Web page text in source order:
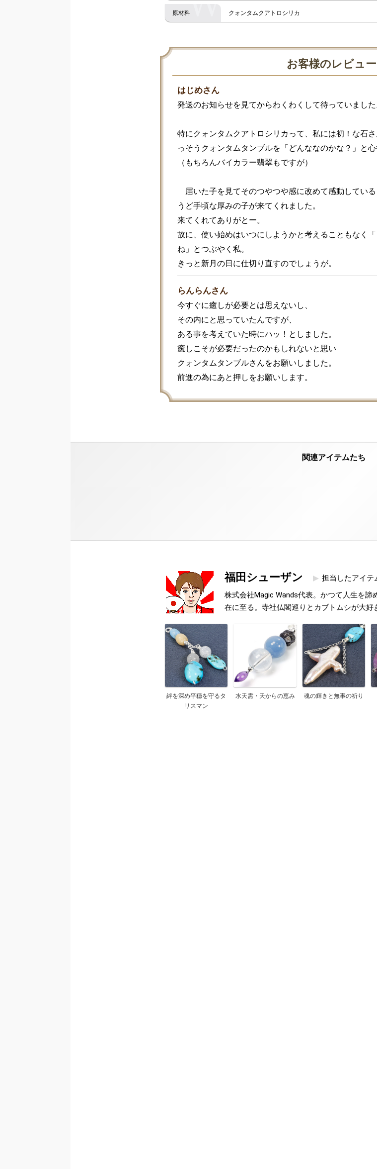
クォンタムクアトロシリカ
お客様のレビュー
はじめさん
発送のお知らせを見てからわくわくして待っていました
特にクォンタムクアトロシリカって、私には初！な石
っそうクォンタムタンブルを「どんななのかな？」と心
（もちろんバイカラー翡翠もですが）
届いた子を見てそのつやつや感に改めて感動してい
うど手頃な厚みの子が来てくれました。
来てくれてありがとー。
故に、使い始めはいつにしようかと考えることもなく
ね」とつぶやく私。
きっと新月の日に仕切り直すのでしょうが。
らんらんさん
今すぐに癒しが必要とは思えないし、
その内にと思っていたんですが、
ある事を考えていた時にハッ！としました。
癒しこそが必要だったのかもしれないと思い
クォンタムタンブルさんをお願いしました。
前進の為にあと押しをお願いします。
福田シューザン
担当したアイテ
株式会社Magic Wands代表。かつて人生を
在に至る。寺社仏閣巡りとカブトムシが大好
絆を深め平穏を守るタ
リスマン
水天需・天からの恵み 魂の輝きと無事の祈り